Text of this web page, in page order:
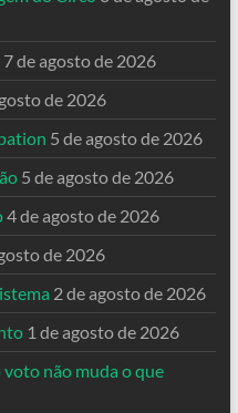
7 de agosto de 2026
de 2026
5 de agosto de 2026
5 de agosto de 2026
4 de agosto de 2026
de 2026
2 de agosto de 2026
1 de agosto de 2026
não muda o que